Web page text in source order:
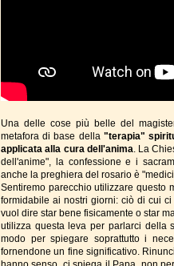
Una delle cose più belle del
metafora di base della "terapia"
applicata alla cura dell'anima . La
dell'anime", la confessione e i
anche la preghiera del rosario è
Sentiremo parecchio utilizzare questo
formidabile ai nostri giorni: ciò di cui
vuol dire star bene fisicamente o star
utilizza questa leva per parlarci della
modo per spiegare soprattutto i
fornendone un fine significativo.